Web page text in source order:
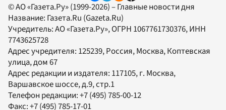
© АО «Газета.Ру» (1999-2026) – Главные новости дня
Название: Газета.Ru (Gazeta.Ru)
Учредитель:АО «Газета.Ру», ОГРН 1067761730376, ИНН
7743625728
Адрес учредителя: 125239, Россия, Москва, Коптевская
улица, дом 67
Адрес редакции и издателя: 117105, г. Москва,
Варшавское шоссе, д.9, стр.1
Телефон редакции:+7 (495) 785-00-12
Факс:+7 (495) 785-17-01